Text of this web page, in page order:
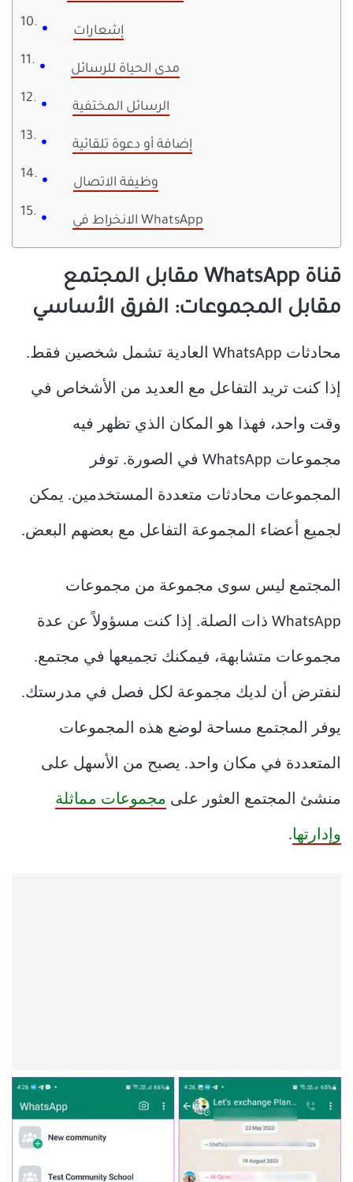
إشعارات
مدى الحياة للرسائل
الرسائل المختفية
إضافة أو دعوة تلقائية
وظيفة الاتصال
الانخراط في WhatsApp
قناة WhatsApp مقابل المجتمع
مقابل المجموعات: الفرق الأساسي
محادثات WhatsApp العادية تشمل شخصين فقط.
إذا كنت تريد التفاعل مع العديد من الأشخاص في
وقت واحد، فهذا هو المكان الذي تظهر فيه
مجموعات WhatsApp في الصورة. توفر
المجموعات محادثات متعددة المستخدمين. يمكن
لجميع أعضاء المجموعة التفاعل مع بعضهم البعض.
المجتمع ليس سوى مجموعة من مجموعات
WhatsApp ذات الصلة. إذا كنت مسؤولاً عن عدة
مجموعات متشابهة، فيمكنك تجميعها في مجتمع.
لنفترض أن لديك مجموعة لكل فصل في مدرستك.
يوفر المجتمع مساحة لوضع هذه المجموعات
المتعددة في مكان واحد. يصبح من الأسهل على
منشئ المجتمع العثور على مجموعات مماثلة
وإدارتها.